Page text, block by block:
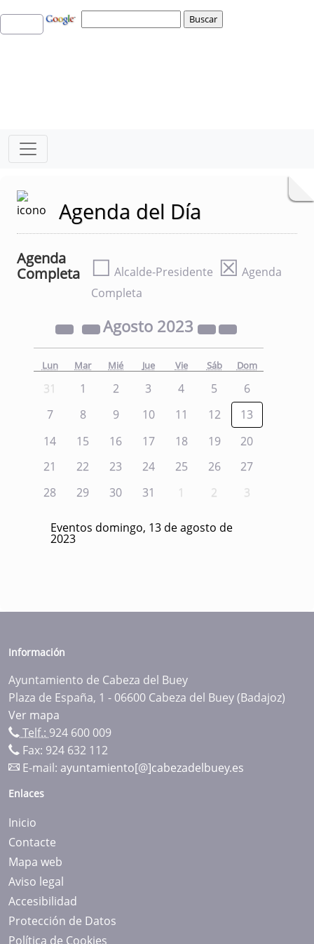
Agenda del Día
Agenda
Completa
☐ Alcalde-Presidente ☒ Agenda
Completa
Agosto 2023
Lun Mar Mié Jue Vie Sáb Dom
31 1 2 3 4 5
6
7
8 9 10 11 12
13
14
15 16 17 18 19
20
21
22 23 24 25 26
27
28
29 30 31 1 2 3
Eventos domingo, 13 de agosto de
2023
Información
Ayuntamiento de Cabeza del Buey
Plaza de España, 1 - 06600 Cabeza del Buey (Badajoz)
Ver mapa
Telf.: 924 600 009
Fax: 924 632 112
E-mail: ayuntamiento[@]cabezadelbuey.es
Enlaces
Inicio
Contacte
Mapa web
Aviso legal
Accesibilidad
Protección de Datos
Política de Cookies